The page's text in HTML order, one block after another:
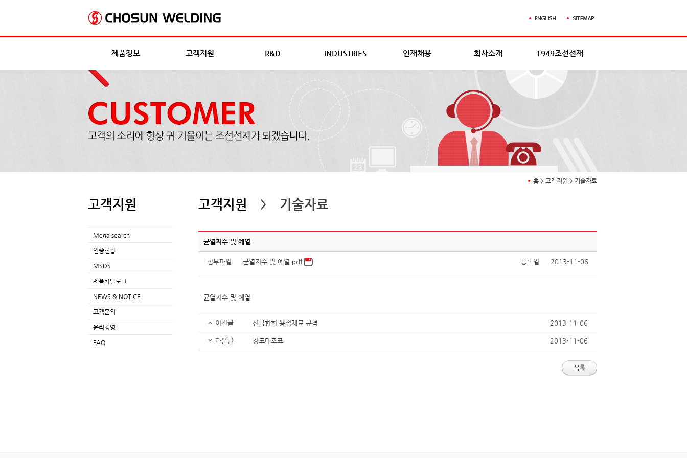
제품정보 고객지원 R&D INDUSTRIES 인재채용 회사소개 1949조선선재
고객지원
Mega search
인증현황
MSDS
제품카탈로그
NEWS & NOTICE
고객문의
윤리경영
FAQ
홈 > 고객지원 > 기술자료
고객지원 > 기술자료
균열지수 및 예열
첨부파일 균열지수 및 예열.pdf 등록일 2013-11-06
균열지수 및 예열
이전글 선급협회 용접재료 규격 2013-11-06
다음글 경도대조표 2013-11-06